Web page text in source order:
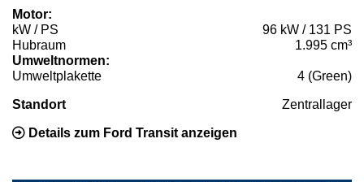
Motor:
kW / PS
96 kW / 131 PS
Hubraum
1.995 cm³
Umweltnormen:
Umweltplakette
4 (Green)
Standort Zentrallager
Details zum Ford Transit anzeigen